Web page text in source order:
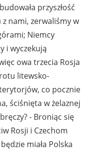
przyszłość
nami, zerwaliśmy w
Niemcy
i wyczekują
owa trzecia Rosja
litewsko-
co pocznie
ściśnięta w żelaznej
- Broniąc się
Rosji i Czechom
miała Polska